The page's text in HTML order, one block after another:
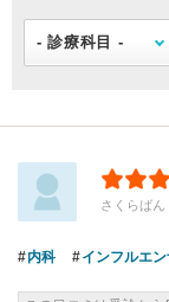
さくらばん
内科 インフルエ